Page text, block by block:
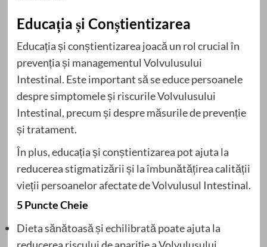
Educația și Conștientizarea
Educația și conștientizarea joacă un rol crucial în
prevenția și managementul Volvulusului
Intestinal. Este important să se educe persoanele
despre simptomele și riscurile Volvulusului
Intestinal, precum și despre măsurile de prevenție
și tratament.
În plus, educația și conștientizarea pot ajuta la
reducerea stigmatizării și la îmbunătățirea calității
vieții persoanelor afectate de Volvulusul Intestinal.
5 Puncte Cheie
Dieta sănătoasă și echilibrată poate ajuta la
reducerea riscului de apariție a Volvulusului